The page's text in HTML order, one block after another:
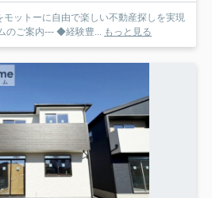
モットーに自由で楽しい不動産探しを実現
のご案内--- ◆経験豊... もっと見る